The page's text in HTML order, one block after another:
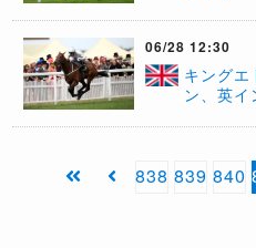
06/28 12:30
キングエ
ン、英
838 839 840